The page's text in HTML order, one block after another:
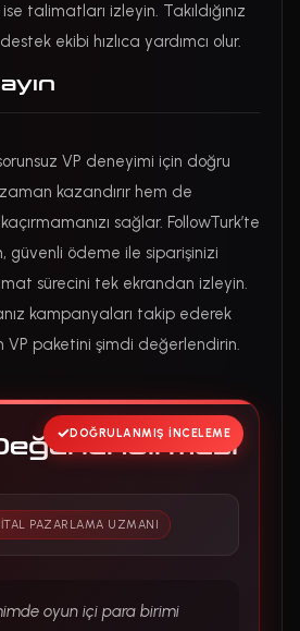
talimatları izleyin. Takıldığınız
ekibi hızlıca yardımcı olur.
VP deneyimi için doğru
kazandırır hem de
sağlar. FollowTurk’te
güvenli ödeme ile siparişinizi
sürecini tek ekrandan izleyin.
kampanyaları takip ederek
VP paketini şimdi değerlendirin.
DOĞRULANMIŞ İNCELEME
PAZARLAMA UZMANI
oyun içi para birimi